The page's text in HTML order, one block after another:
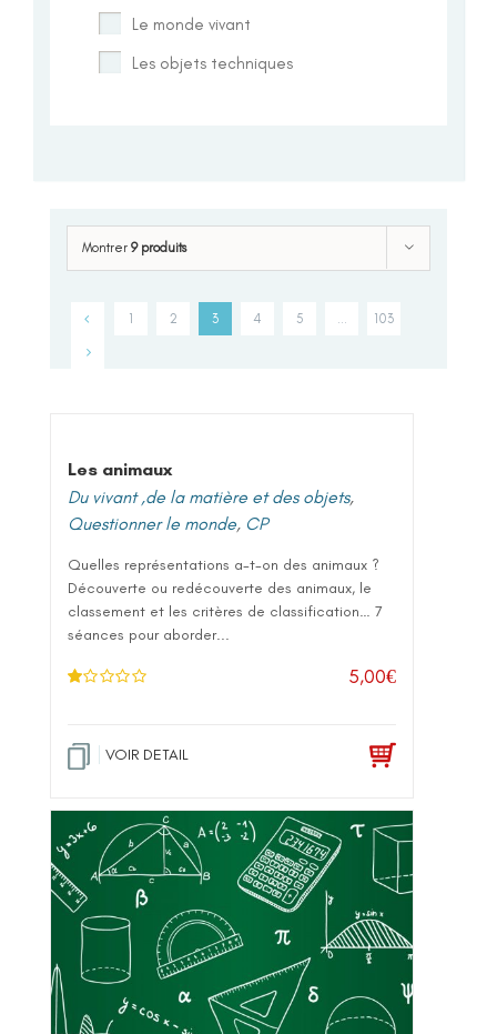
Montrer 9 produits
1 2 3 4 5 103
Les animaux
Du vivant ,de la matière et des objets,
Questionner le monde, CP
Quelles représentations a-t-on des animaux ?
Découverte ou redécouverte des animaux, le
classement et les critères de classification… 7
séances pour aborder...
.0
5,00€
VOIR DETAIL
Le monde vivant
Les objets techniques